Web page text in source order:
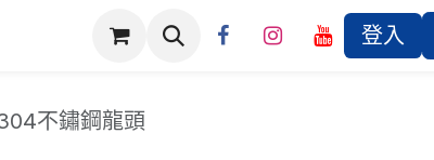
產品保固登錄 登入
不鏽鋼龍頭